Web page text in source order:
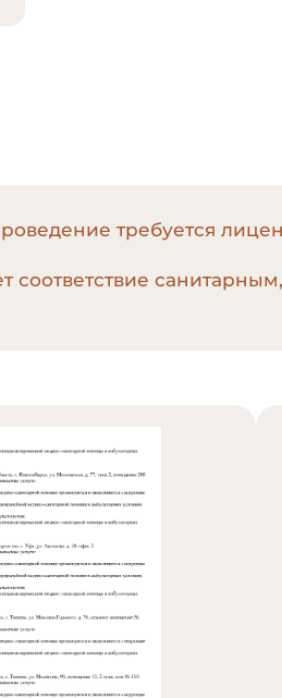
требуется
соответствие